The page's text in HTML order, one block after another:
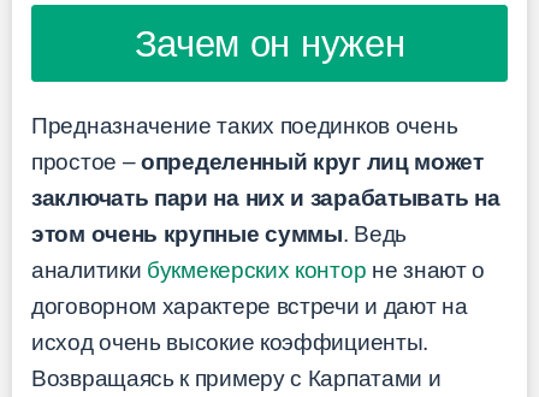
Зачем он нужен
Предназначение таких поединков очень
простое –определенный круг лиц может
заключать пари на них и зарабатывать на
этом очень крупные суммы. Ведь
аналитики букмекерских контор не знают о
договорном характере встречи и дают на
исход очень высокие коэффициенты.
Возвращаясь к примеру с Карпатами и